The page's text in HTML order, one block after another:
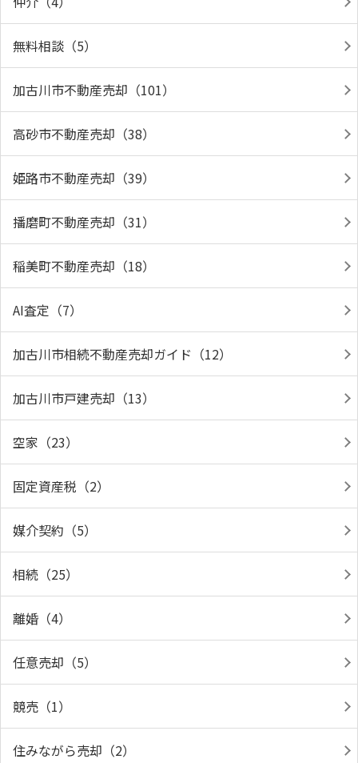
無料相談（5）
加古川市不動産売却（101）
高砂市不動産売却（38）
姫路市不動産売却（39）
播磨町不動産売却（31）
稲美町不動産売却（18）
AI査定（7）
加古川市相続不動産売却ガイド（12）
加古川市戸建売却（13）
空家（23）
固定資産税（2）
媒介契約（5）
相続（25）
離婚（4）
任意売却（5）
競売（1）
住みながら売却（2）